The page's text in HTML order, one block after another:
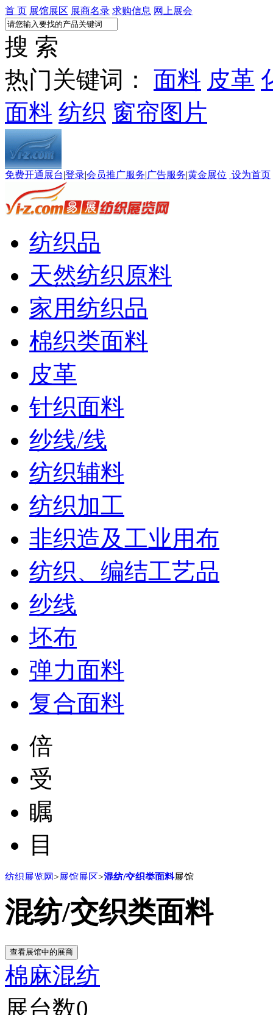
首 页 展馆展区 展商名录 求购信息 网上展会
搜 索
热门关键词： 面料 皮革
面料 纺织 窗帘图片
免费开通展台|登录|会员推广服务|广告服务|黄金展位 设为首页
纺织品
天然纺织原料
家用纺织品
棉织类面料
皮革
针织面料
纱线/线
纺织辅料
纺织加工
非织造及工业用布
纺织、编结工艺品
纱线
坯布
弹力面料
复合面料
倍
受
瞩
目
纺织展览网>展馆展区>混纺/交织类面料展馆
混纺/交织类面料
棉麻混纺
展台数0